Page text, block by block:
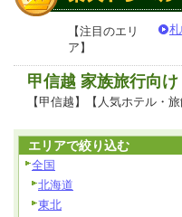
【注目のエリ
ア】
甲信越 家族旅行向
【甲信越】【人気ホテル・
エリアで絞り込む
全国
北海道
東北